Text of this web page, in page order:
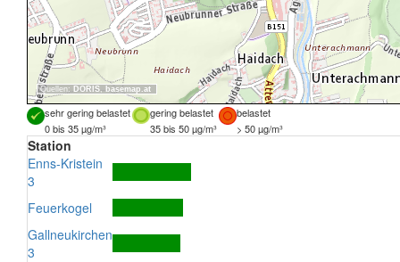
Quellen: DORIS, basemap.at
sehr gering belastet gering belastet
belastet
0 bis 35 µg/m³
35 bis 50 µg/m³ > 50 µg/m³
Station
Enns-Kristein
3
Feuerkogel
Gallneukirchen
3